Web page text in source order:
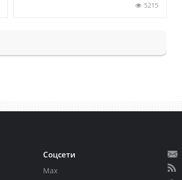
5215
Соцсети
Max